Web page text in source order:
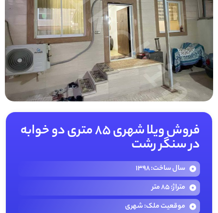
فروش ویلا شهری ۸۵ متری دو خوابه
در سنگر رشت
سال ساخت: 1398
متراژ: 85 متر
موقعیت ملک: شهری